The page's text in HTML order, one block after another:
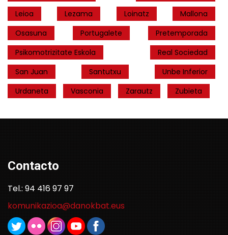
Leioa
Lezama Loinatz
Mallona
Osasuna
Portugalete
Pretemporada
Psikomotrizitate Eskola
Real Sociedad
San Juan
Santutxu
Unbe Inferior
Urdaneta
Vasconia Zarautz Zubieta
Contacto
Tel.: 94 416 97 97
komunikazioa@danokbat.eus